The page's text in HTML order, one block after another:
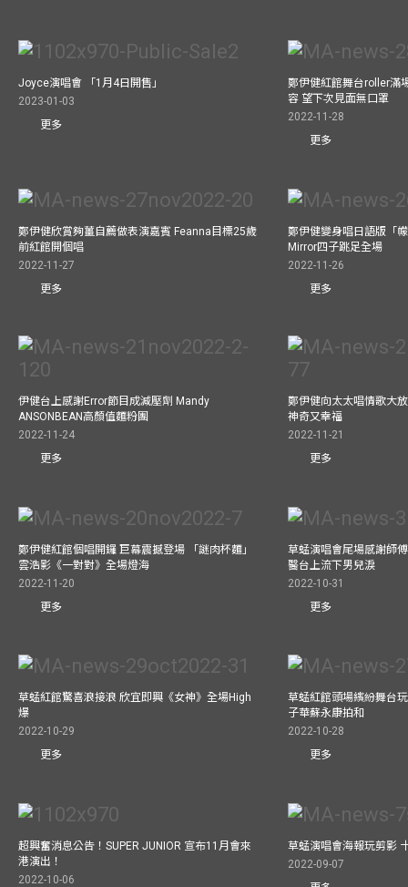
Joyce演唱會 「1月4日開售」
2023-01-03
更多
鄭伊健紅館舞台roller滿
容 望下次見面無口罩
2022-11-28
更多
鄭伊健欣賞夠薑自薦做表演嘉賓 Feanna目標25歲
前紅館開個唱
2022-11-27
更多
鄭伊健變身唱日語版「
Mirror四子跳足全場
2022-11-26
更多
伊健台上感謝Error節目成減壓劑 Mandy
ANSONBEAN高顏值麵粉團
2022-11-24
更多
鄭伊健向太太唱情歌大
神奇又幸福
2022-11-21
更多
鄭伊健紅館個唱開鑼 巨幕震撼登場 「謎肉杯麵」
雲浩影《一對對》全場燈海
2022-11-20
更多
草蜢演唱會尾場感謝師
醫台上流下男兒淚
2022-10-31
更多
草蜢紅館驚喜浪接浪 欣宜即興《女神》全場High
爆
2022-10-29
更多
草蜢紅館頭場繽紛舞台
子華蘇永康拍和
2022-10-28
更多
超興奮消息公告！SUPER JUNIOR 宣布11月會來
港演出！
2022-10-06
草蜢演唱會海報玩剪影
2022-09-07